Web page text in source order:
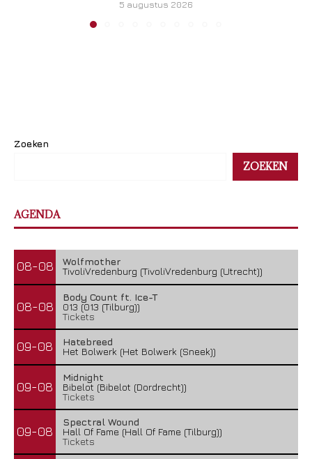
5 augustus 2026
Zoeken
ZOEKEN
AGENDA
08-08
Wolfmother
TivoliVredenburg (TivoliVredenburg (Utrecht))
08-08
Body Count ft. Ice-T
013 (013 (Tilburg))
Tickets
09-08
Hatebreed
Het Bolwerk (Het Bolwerk (Sneek))
09-08
Midnight
Bibelot (Bibelot (Dordrecht))
Tickets
09-08
Spectral Wound
Hall Of Fame (Hall Of Fame (Tilburg))
Tickets